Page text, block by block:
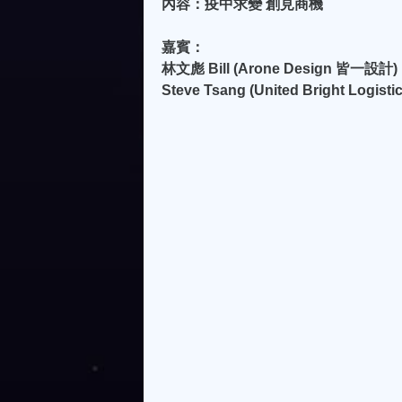
內容：疫中求變 創見商機
嘉賓：
林文彪 Bill (Arone Design 皆一設計)
Steve Tsang (United Bright